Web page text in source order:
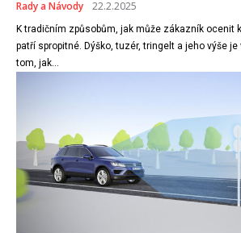
Rady a Návody 22.2.2025
K tradičním způsobům, jak může zákazník ocenit
patří spropitné. Dýško, tuzér, tringelt a jeho výše
tom, jak...